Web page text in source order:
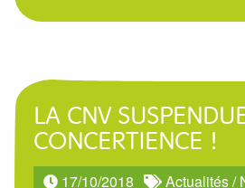
LA CNV
CONCERTIENCE !
17/10/2018 Actualités/